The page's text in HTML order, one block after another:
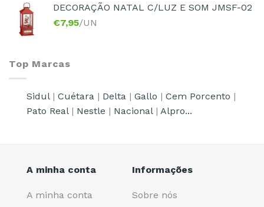
DECORAÇÃO NATAL C/LUZ E SOM JMSF-02
€7,95/UN
Top Marcas
Sidul| Cuétara | Delta | Gallo | Cem Porcento |
Pato Real| Nestle | Nacional| Alpro...
A minha conta
A minha conta
Informações
Sobre nós